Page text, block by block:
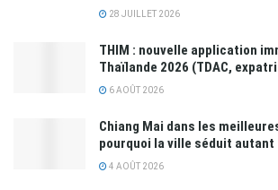
28 JUILLET 2026
THIM : nouvelle application
Thaïlande 2026 (TDAC,
6 AOÛT 2026
Chiang Mai dans les
pourquoi la ville séduit autant
4 AOÛT 2026